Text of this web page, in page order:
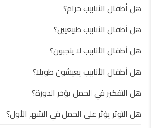
هل أطفال الأنابيب حرام؟
هل أطفال الأنابيب طبيعيين؟
هل أطفال الأنابيب لا ينجبون؟
هل أطفال الأنابيب يعيشون طويلا؟
هل التفكير في الحمل يؤخر الدورة؟
هل التوتر يؤثر على الحمل في الشهر الأول؟